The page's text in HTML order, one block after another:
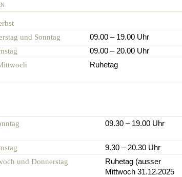
und Sonntag
09.00 – 19.00 Uhr
09.00 – 20.00 Uhr
und Mittwoch Ruhetag
und Sonntag 09.30 – 19.00 Uhr
9.30 – 20.30 Uhr
und Donnerstag
Ruhetag (ausser
Mittwoch 31.12.2025